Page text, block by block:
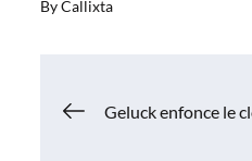
ByCallixta
Navigation
Geluck enfonce le